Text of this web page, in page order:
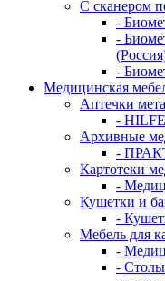
С сканером
-
-
-
Медицинская
Аптечки
-
Архивные
-
Картотеки
-
Кушетки и
-
Мебель для
-
-